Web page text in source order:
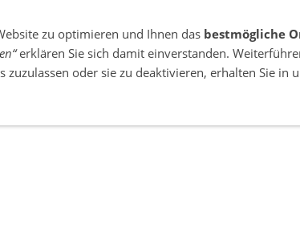
NEUFAHRZEUGE
zu optimieren und Ihnen das bestmögliche
erklären Sie sich damit einverstanden.
zuzulassen oder sie zu deaktivieren, erhalten Sie in